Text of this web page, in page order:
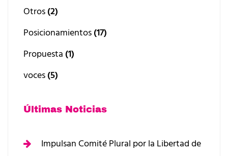
Otros(2)
Posicionamientos(17)
Propuesta (1)
voces(5)
Últimas Noticias
Impulsan Comité Plural por la Libertad de